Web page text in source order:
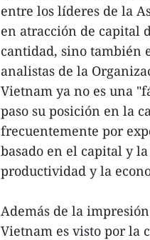
entre los líderes de la
en atracción de capital
cantidad, sino también
analistas de la
Vietnam ya no es una
paso su posición en la
frecuentemente por
basado en el capital y
productividad y la
Además de la
Vietnam es visto por la